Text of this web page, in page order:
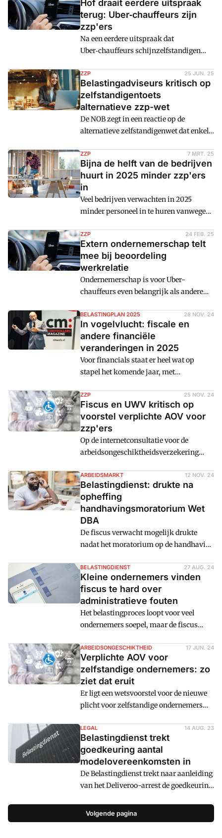
Hof draait eerdere uitspraak
terug: Uber‑chauffeurs zijn
zzp'ers
Na een eerdere uitspraak dat
Uber‑chauffeurs schijnzelfstandigen
als zzp'ers moeten worden gezien en
niet als werknemers.
ZZP 25 JUN. 25
Belastingadviseurs kritisch op
zelfstandigentoets
alternatieve zzp-wet
De NOB zegt in een reactie op de
alternatieve zelfstandigenwet dat enkele
problemen bij het beoordelen van
arbeidsrelaties niet per se oplossen.
ZZP 7 MRT. 25
Bijna de helft van de bedrijven
huurt in 2025 minder zzp'ers
in
Veel bedrijven verwachten in 2025
minder personeel in te huren vanwege
schijnzelfstandigheid. Ondanks het
tekort aan gekwalificeerd personeel
blijven zij terughoudend met het
inschakelen van zzp'ers.
ZZP 24 FEB. 25
Extern ondernemerschap telt
mee bij beoordeling
werkrelatie
Ondernemerschap is voor Uber-
chauffeurs even belangrijk als andere
Raad.
BELASTINGPLAN 2025 28 NOV. 24
In vogelvlucht: fiscale en
andere financiële
veranderingen in 2025
Voor financials staat er heel wat op
stapel het komende jaar, met
nieuwe administratieve eisen,
tariefwijzigingen en de handhaving op
schijnzelfstandigheid. Cmweb zet
enkele punten op een rij.
ZZP 25 NOV. 24
Fiscus en UWV kritisch op
voorstel verplichte AOV voor
zzp'ers
Op de internetconsultatie voor de
arbeidsongeschiktheidsverzekering
reacties binnengekomen. Ook de
Belastingdienst en het UWV zijn
kritisch. Minister Van Hijum van
Sociale Zaken en Werkgelegenheid gaat
dieper naar enkele knelpunten kijken.
ARBEIDSMARKT 12 NOV. 24
Belastingdienst: drukte na
opheffing
handhavingsmoratorium Wet
DBA
De fiscus verwacht mogelijk drukte
nadat het moratorium op de handhaving
verdwijnt. Dat hangt nogal af van
hoeveel onrust er op de arbeidsmarkt
ontstaat over de beoordeling van
arbeidsrelaties.
BELASTINGDIENST 27 AUG. 24
Kleine ondernemers vinden
fiscus te hard over
administratieve fouten
Het belastingproces loopt voor veel
ondernemers soepel, maar de fiscus
de administratie, vinden kleinere
bedrijven.
ARBEIDSONGESCHIKTHEID 17 JUN. 24
Verplichte AOV voor
zelfstandige ondernemers: zo
ziet dat eruit
Er ligt een wetsvoorstel voor de nieuwe
plicht voor zelfstandige ondernemers
risico's door arbeidsongeschiktheid. Dit
plan rolt uit de afspraken die destijds
zijn gemaakt voor het pensioenakkoord.
Cm: legt uit waar het om gaat.
LEGAL 14 AUG. 23
Belastingdienst trekt
goedkeuring aantal
modelovereenkomsten in
De Belastingdienst trekt naar aanleiding
van het Deliveroo-arrest de goedkeuring
per 1 januari 2024. Het gaat om
modelovereenkomsten die zijn
Volgende pagina